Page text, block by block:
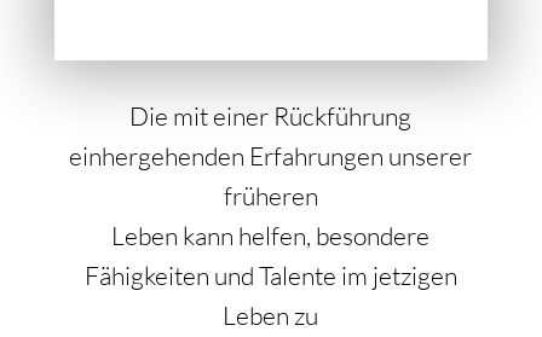
Die mit einer Rückführung
einhergehenden Erfahrungen unserer
früheren
Leben kann helfen, besondere
Fähigkeiten und Talente im jetzigen
Leben zu